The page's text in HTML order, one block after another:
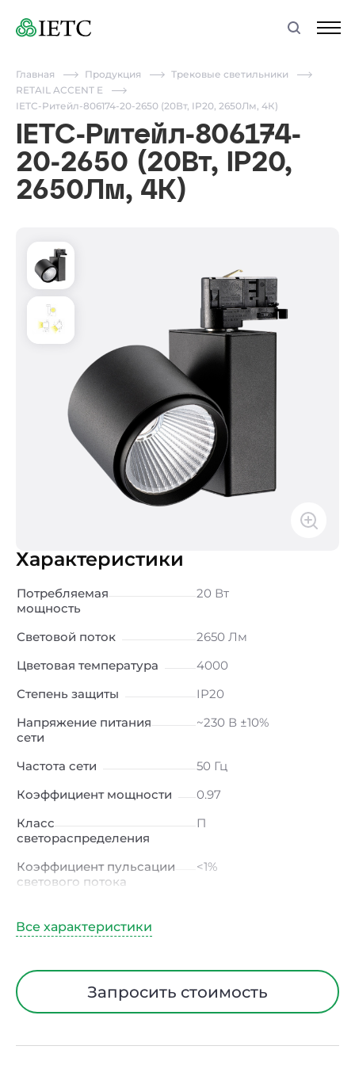
Главная Продукция
Трековые светильники
RETAIL ACCENT E
IETC-Ритейл-806174-20-2650 (20Вт, IP20, 2650Лм, 4К)
IETC-Ритейл-806174-
20-2650 (20Вт, IP20,
2650Лм, 4К)
Характеристики
Потребляемая
мощность
20 Вт
Световой поток
2650 Лм
Цветовая температура
4000
Степень защиты
IP20
Напряжение питания
сети
~230 В ±10%
Частота сети
50 Гц
Коэффициент мощности
0.97
Класс
светораспределения
П
Коэффициент пульсации
светового потока
<1%
Тип кривой силы света
/ Г (глубокая)
Угол рассеивания
15° / 23° / 30° / 45° / 60°
Запросить стоимость